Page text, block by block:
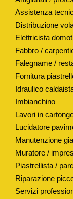
Assistenza
Distribuzione
Elettricista
Fabbro /
Falegname /
Fornitura
Idraulico
Imbianchino
Lavori in
Lucidatore
Manutenzione
Muratore /
Piastrellista /
Riparazione
Servizi